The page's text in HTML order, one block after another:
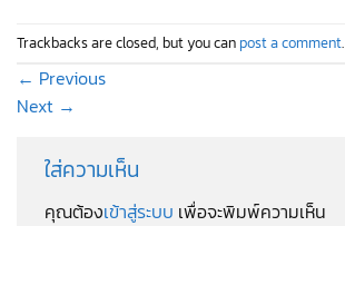
Trackbacks are closed, but you can post a comment.
← Previous
Next →
ใส่ความเห็น
คุณต้องเข้าสู่ระบบ เพื่อจะพิมพ์ความเห็น